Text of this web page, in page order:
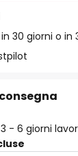
30 giorni o in
- 6 giorni